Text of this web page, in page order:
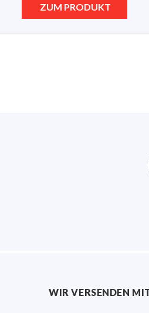
ZUM PRODUKT
WIR VERSENDEN